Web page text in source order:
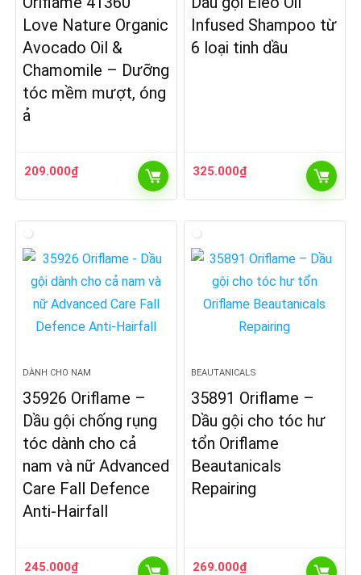
Love Nature Organic
Avocado Oil &
Chamomile – Dưỡng
tóc mềm mượt, óng
ả
209.000₫
Infused Shampoo từ
6 loại tinh dầu
325.000₫
DÀNH CHO NAM
35926 Oriflame –
Dầu gội chống rụng
tóc dành cho cả
nam và nữ Advanced
Care Fall Defence
Anti-Hairfall
245.000₫
BEAUTANICALS
35891 Oriflame –
Dầu gội cho tóc hư
tổn Oriflame
Beautanicals
Repairing
269.000₫